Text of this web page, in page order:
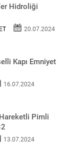
Hidroliği
20.07.2024
Kapı Emniyet
16.07.2024
Pimli
13.07.2024